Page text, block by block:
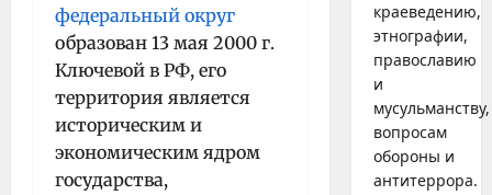
федеральный округ
образован 13 мая 2000 г.
Ключевой в РФ, его
территория является
историческим и
экономическим ядром
государства,
краеведению,
этнографии,
православию
и
мусульманству,
вопросам
обороны и
антитеррора.